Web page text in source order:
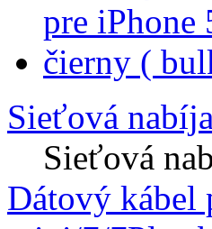
Sieťová
Sieťová
Dátový kábel